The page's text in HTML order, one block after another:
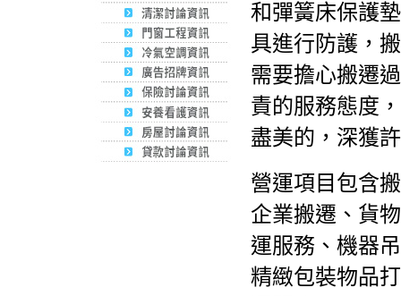
和彈簧床保護
具進行防護，
需要擔心搬遷
責的服務態度
盡美的，深獲
營運項目包含
企業搬遷、貨
運服務、機器
精緻包裝物品